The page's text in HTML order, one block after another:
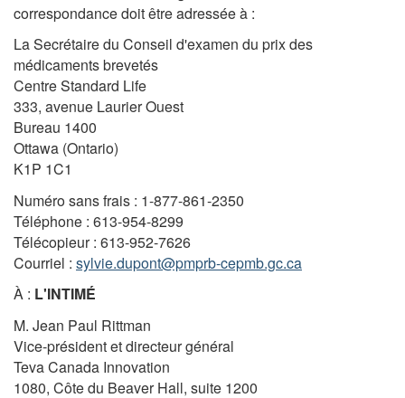
correspondance doit être adressée à :
La Secrétaire du Conseil d'examen du prix des
médicaments brevetés
Centre Standard Life
333, avenue Laurier Ouest
Bureau 1400
Ottawa (Ontario)
K1P 1C1
Numéro sans frais : 1-877-861-2350
Téléphone : 613-954-8299
Télécopieur : 613-952-7626
Courriel : sylvie.dupont@pmprb-cepmb.gc.ca
À : L'INTIMÉ
M. Jean Paul Rittman
Vice-président et directeur général
Teva Canada Innovation
1080, Côte du Beaver Hall, suite 1200